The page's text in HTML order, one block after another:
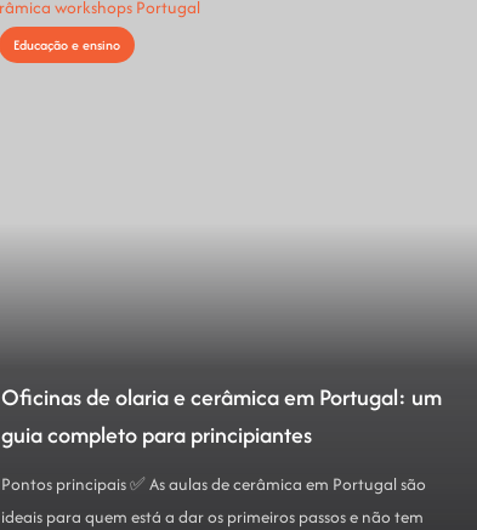
Educação e ensino
Oficinas de olaria e cerâmica em Portugal: um
guia completo para principiantes
Pontos principais ✅ As aulas de cerâmica em Portugal são
ideais para quem está a dar os primeiros passos e não tem